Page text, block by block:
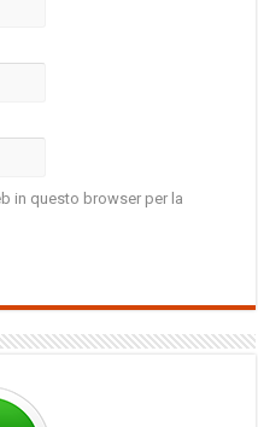
in questo browser per la